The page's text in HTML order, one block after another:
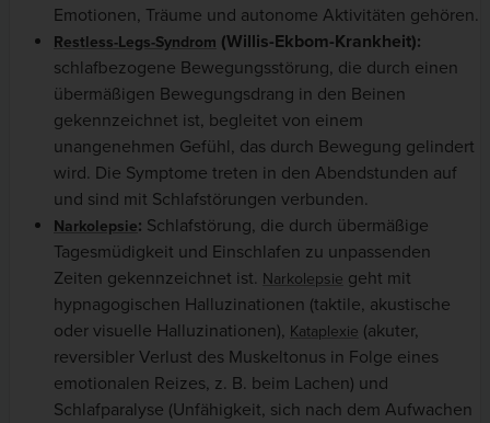
Emotionen, Träume und autonome Aktivitäten gehören.
Restless-Legs-Syndrom (Willis-Ekbom-Krankheit):
schlafbezogene Bewegungsstörung, die durch einen
übermäßigen Bewegungsdrang in den Beinen
gekennzeichnet ist, begleitet von einem
unangenehmen Gefühl, das durch Bewegung gelindert
wird. Die Symptome treten in den Abendstunden auf
und sind mit Schlafstörungen verbunden.
Narkolepsie: Schlafstörung, die durch übermäßige
Tagesmüdigkeit und Einschlafen zu unpassenden
Zeiten gekennzeichnet ist. Narkolepsie geht mit
hypnagogischen Halluzinationen (taktile, akustische
oder visuelle Halluzinationen), Kataplexie (akuter,
reversibler Verlust des Muskeltonus in Folge eines
emotionalen Reizes, z. B. beim Lachen) und
Schlafparalyse (Unfähigkeit, sich nach dem Aufwachen